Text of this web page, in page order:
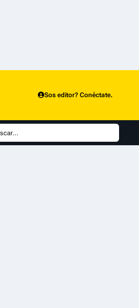
Sos editor? Conéctate.